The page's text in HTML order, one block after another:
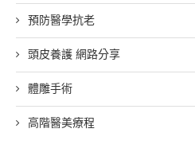
預防醫學抗老
頭皮養護 網路分享
體雕手術
高階醫美療程